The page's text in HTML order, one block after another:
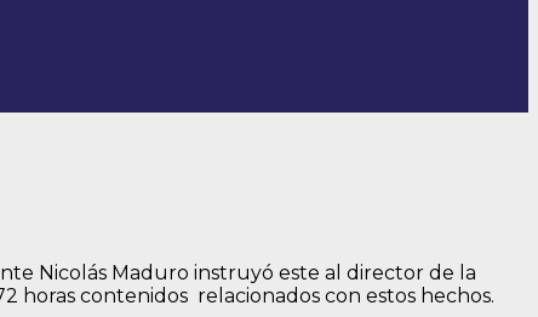
Nicolás Maduro instruyó este al director de la
horas contenidos relacionados con estos hechos.